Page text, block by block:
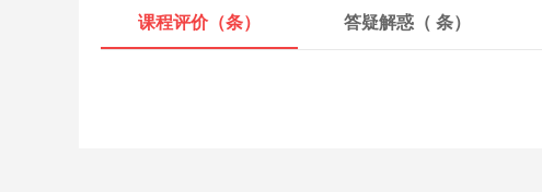
课程评价（条） 答疑解惑（ 条）